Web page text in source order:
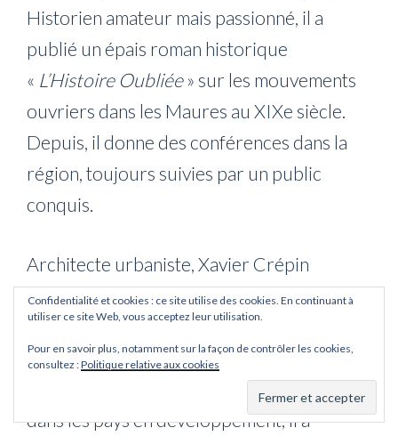
Historien amateur mais passionné, il a
publié un épais roman historique
« L’Histoire Oubliée» sur les mouvements
ouvriers dans les Maures au XIXe siècle.
Depuis, il donne des conférences dans la
région, toujours suivies par un public
conquis.
Architecte urbaniste, Xavier Crépin
développe des activités de formation, de
conseil et d’expertise dans les domaines
urbains, de l’habitat, de l’aménagement du
territoire. Spécialiste de la coopération
dans les pays en développement, il a
Confidentialité et cookies : ce site utilise des cookies. En continuant à
utiliser ce site Web, vous acceptez leur utilisation.
Pour en savoir plus, notamment sur la façon de contrôler les cookies,
consultez :Politique relative aux cookies